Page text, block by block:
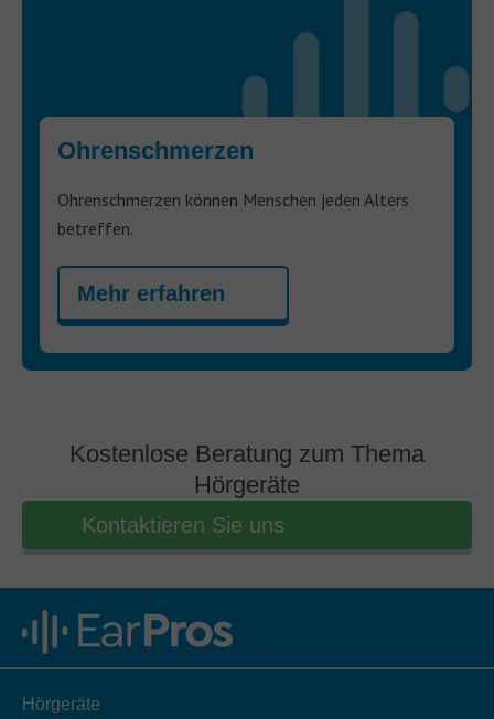
Ohrenschmerzen
Ohrenschmerzen können Menschen jeden Alters
betreffen.
Mehr erfahren
Kostenlose Beratung zum Thema
Hörgeräte
Kontaktieren Sie uns
Hörgeräte